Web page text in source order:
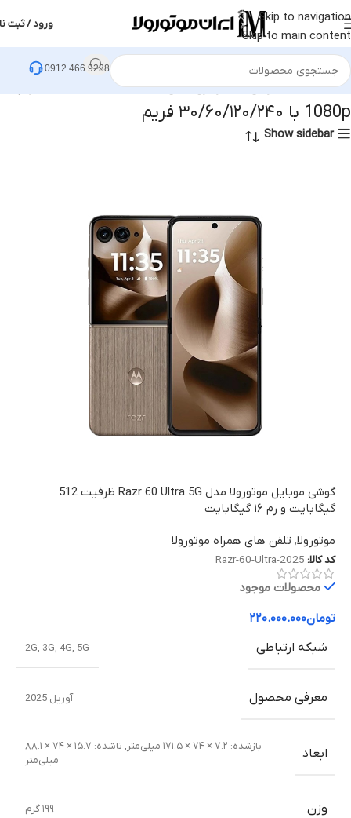
Skip to navigation
Skip to main content
ورود / ثبت
0912 466 9238
خانه محصول دوربین فیلمبرداری اصلی 1080p با ۳۰/۶۰/۱۲۰/۲۴۰ فریم
1080p با ۳۰/۶۰/۱۲۰/۲۴۰ فریم
Show sidebar
گوشی موبایل موتورولا مدل Razr 60 Ultra 5G ظرفیت 512
گیگابایت و رم ۱۶ گیگابایت
موتورولا, تلفن های همراه موتورولا
کد کالا: Razr-60-Ultra-2025
محصولات موجود
تومان۲۲۰.۰۰۰.۰۰۰
شبکه ارتباطی
2G, 3G, 4G, 5G
معرفی محصول آوریل 2025
ابعاد بازشده: ۷.۲ × ۷۴ × ۱۷۱.۵ میلی‌متر ,
تا‌شده: ۱۵.۷ × ۷۴ × ۸۸.۱
میلی‌متر
وزن ۱۹۹ گرم